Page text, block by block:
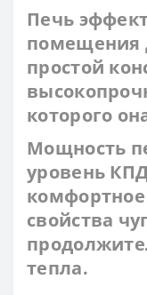
Печь
помещения
простой
которого
Мощность
уровень
свойства
тепла.